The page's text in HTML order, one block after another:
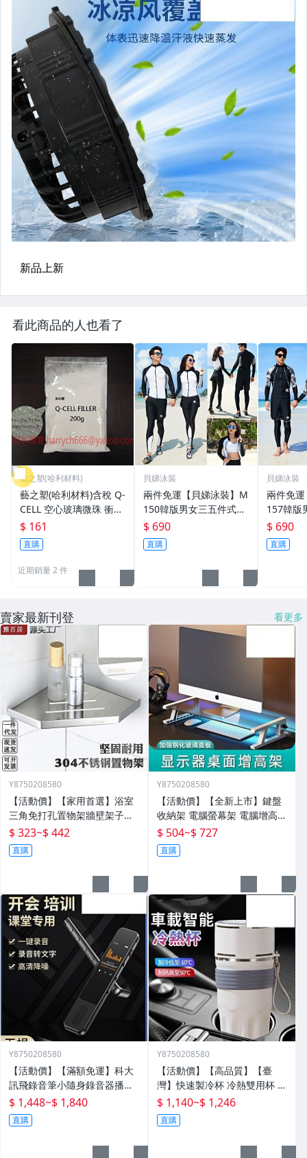
看此商品的人也看了
藝之塑(哈利材料)
藝之塑(哈利材料)含稅 Q-
CELL 空心玻璃微珠 衝浪
板修補 輕量化填充
$ 161
直購
近期銷量 2 件
貝娣泳裝
兩件免運【貝娣泳裝】M
150韓版男女三五件式長
袖長褲泳衣水母衣/加大
尺碼/防曬衝浪浮潛水服/
泡湯遊泳衣/親子情侶款
$ 690
直購
貝娣泳裝
兩件免
157韓版
長褲泳
防曬衝
遊泳衣
$ 690
直購
賣家最新刊登 看更多
Y8750208580
【活動價】【家用首選】浴室
三角免打孔置物架牆壁架子壁
掛分層置物架衛生間轉角架三
角籃
$ 323~$ 442
直購
Y8750208580
【活動價】【全新上市】鍵盤
收納架 電腦螢幕架 電腦增高架
電腦架 置物增高架 桌面電腦架
螢幕增高架 螢幕收納架 臺式
$ 504~$ 727
直購
Y8750208580
【活動價】【滿額免運】科大
訊飛錄音筆小隨身錄音器播放
器設備神器專業高清降噪轉文
字超
$ 1,448~$ 1,840
直購
Y8750208580
【活動價】【高品質】【臺
灣】快速製冷杯 冷熱雙用杯 保
溫杯 辦公室水杯 保冰杯 製冷
水杯 車載水杯 充電水杯 恆溫
杯 半
$ 1,140~$ 1,246
直購